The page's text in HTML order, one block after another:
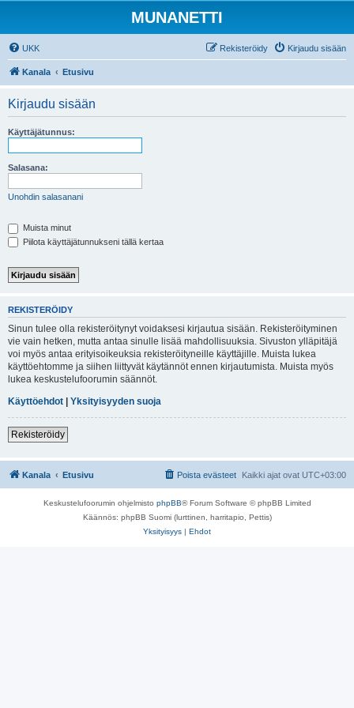
MUNANETTI
UKK Kirjaudu sisään
Rekisteröidy
Kanala Etusivu
Kirjaudu sisään
Käyttäjätunnus:
Salasana:
Unohdin salasanani
Muista minut
Piilota käyttäjätunnukseni tällä kertaa
REKISTERÖIDY
Sinun tulee olla rekisteröitynyt voidaksesi kirjautua sisään. Rekisteröityminen
vie vain hetken, mutta antaa sinulle lisää mahdollisuuksia. Sivuston ylläpitäjä
voi myös antaa erityisoikeuksia rekisteröityneille käyttäjille. Muista lukea
käyttöehtomme ja siihen liittyvät käytännöt ennen kirjautumista. Muista myös
lukea keskustelufoorumin säännöt.
Käyttöehdot | Yksityisyyden suoja
Rekisteröidy
Kanala Etusivu Kaikki ajat ovat UTC+03:00
Poista evästeet
Keskustelufoorumin ohjelmisto phpBB® Forum Software © phpBB Limited
Käännös: phpBB Suomi (lurttinen, harritapio, Pettis)
Yksityisyys | Ehdot